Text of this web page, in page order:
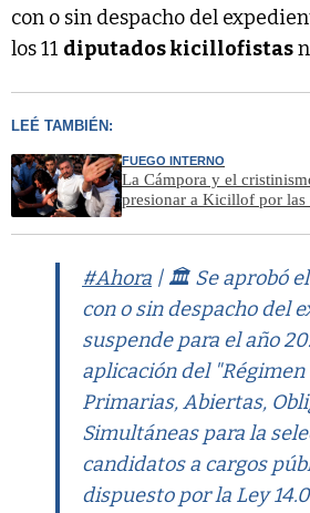
con o sin despacho del
los 11 diputados kicillofistas
LEÉ TAMBIÉN:
FUEGO INTERNO
La Cámpora y el
presionar a Kicillof por las
#Ahora | 🏛 Se aprobó
con o sin despacho del
suspende para el año
aplicación del "Régimen
Primarias, Abiertas,
Simultáneas para la
candidatos a cargos
dispuesto por la Ley